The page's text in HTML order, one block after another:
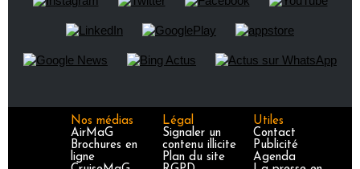
Nos médias
AirMaG
Brochures en
ligne
Légal
Signaler un
contenu illicite
Plan du site
Utiles
Contact
Publicité
Agenda